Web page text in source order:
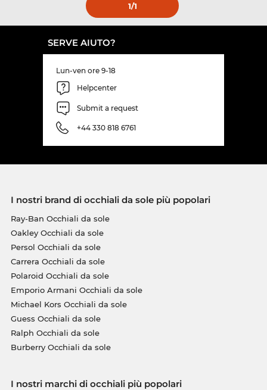
1/1
SERVE AIUTO?
Lun-ven ore 9-18
Helpcenter
Submit a request
+44 330 818 6761
I nostri brand di occhiali da sole più popolari
Ray-Ban Occhiali da sole
Oakley Occhiali da sole
Persol Occhiali da sole
Carrera Occhiali da sole
Polaroid Occhiali da sole
Emporio Armani Occhiali da sole
Michael Kors Occhiali da sole
Guess Occhiali da sole
Ralph Occhiali da sole
Burberry Occhiali da sole
I nostri marchi di occhiali più popolari